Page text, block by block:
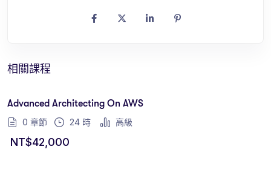
相關課程
Advanced Architecting On AWS
0 章節 24 時 高級
NT$42,000